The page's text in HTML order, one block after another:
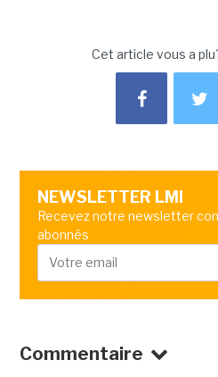
Cet article vous a
NEWSLETTER LMI
Recevez notre newsletter
abonnés
Commentaire